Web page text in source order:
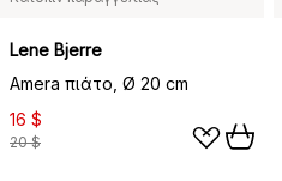
Lene Bjerre
Amera πιάτο, Ø 20 cm
16 $
20 $